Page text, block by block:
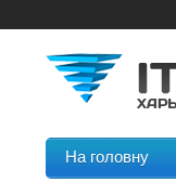
На головну